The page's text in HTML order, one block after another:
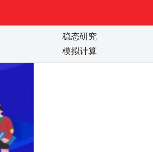
稳态研究
模拟计算